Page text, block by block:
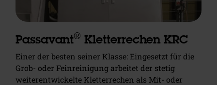
Passavant® Kletterrechen KRC
Einer der besten seiner Klasse: Eingesetzt für die
Grob- oder Feinreinigung arbeitet der stetig
weiterentwickelte Kletterrechen als Mit- oder